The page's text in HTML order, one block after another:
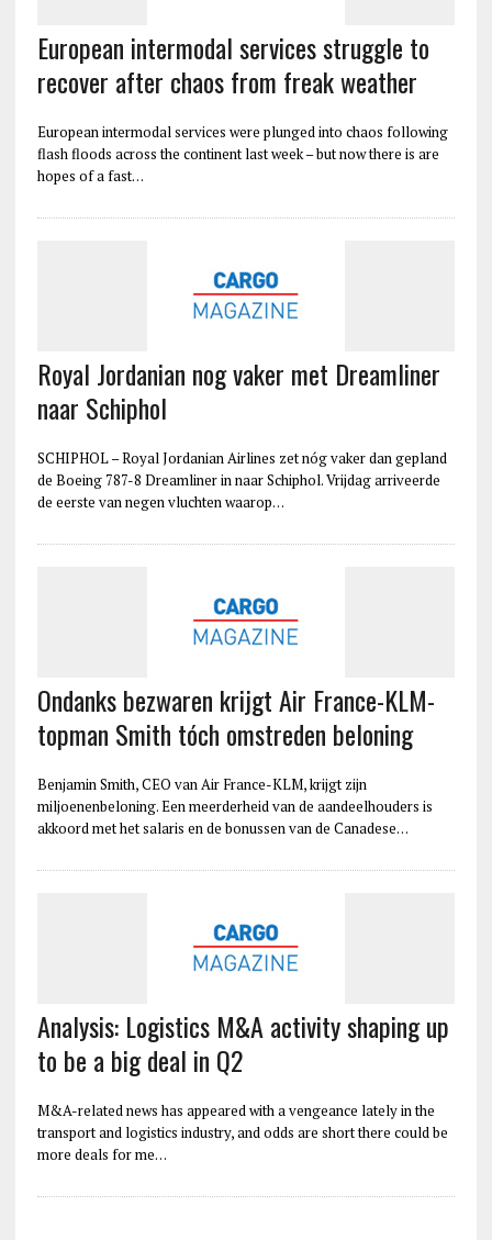
European intermodal services struggle to
recover after chaos from freak weather
European intermodal services were plunged into chaos following
flash floods across the continent last week – but now there is are
hopes of a fast…
Royal Jordanian nog vaker met Dreamliner
naar Schiphol
SCHIPHOL – Royal Jordanian Airlines zet nóg vaker dan gepland
de Boeing 787-8 Dreamliner in naar Schiphol. Vrijdag arriveerde
de eerste van negen vluchten waarop…
Ondanks bezwaren krijgt Air France-KLM-
topman Smith tóch omstreden beloning
Benjamin Smith, CEO van Air France-KLM, krijgt zijn
miljoenenbeloning. Een meerderheid van de aandeelhouders is
akkoord met het salaris en de bonussen van de Canadese…
Analysis: Logistics M&A activity shaping up
to be a big deal in Q2
M&A-related news has appeared with a vengeance lately in the
transport and logistics industry, and odds are short there could be
more deals for me…